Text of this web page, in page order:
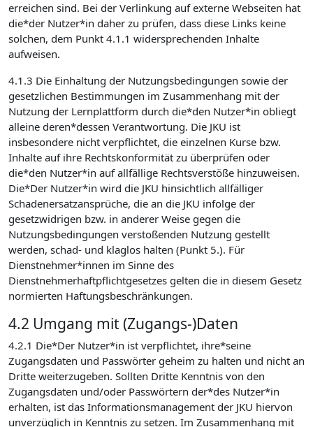
erreichen sind. Bei der Verlinkung auf externe Webseiten hat
die*der Nutzer*in daher zu prüfen, dass diese Links keine
solchen, dem Punkt 4.1.1 widersprechenden Inhalte
aufweisen.
4.1.3 Die Einhaltung der Nutzungsbedingungen sowie der
gesetzlichen Bestimmungen im Zusammenhang mit der
Nutzung der Lernplattform durch die*den Nutzer*in obliegt
alleine deren*dessen Verantwortung. Die JKU ist
insbesondere nicht verpflichtet, die einzelnen Kurse bzw.
Inhalte auf ihre Rechtskonformität zu überprüfen oder
die*den Nutzer*in auf allfällige Rechtsverstöße hinzuweisen.
Die*Der Nutzer*in wird die JKU hinsichtlich allfälliger
Schadenersatzansprüche, die an die JKU infolge der
gesetzwidrigen bzw. in anderer Weise gegen die
Nutzungsbedingungen verstoßenden Nutzung gestellt
werden, schad- und klaglos halten (Punkt 5.). Für
Dienstnehmer*innen im Sinne des
Dienstnehmerhaftpflichtgesetzes gelten die in diesem Gesetz
normierten Haftungsbeschränkungen.
4.2 Umgang mit (Zugangs-)Daten
4.2.1 Die*Der Nutzer*in ist verpflichtet, ihre*seine
Zugangsdaten und Passwörter geheim zu halten und nicht an
Dritte weiterzugeben. Sollten Dritte Kenntnis von den
Zugangsdaten und/oder Passwörtern der*des Nutzer*in
erhalten, ist das Informationsmanagement der JKU hiervon
unverzüglich in Kenntnis zu setzen. Im Zusammenhang mit